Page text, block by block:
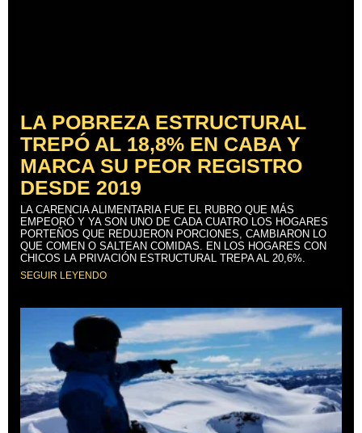
LA POBREZA ESTRUCTURAL
TREPÓ AL 18,8% EN CABA Y
MARCA SU PEOR REGISTRO
DESDE 2019
LA CARENCIA ALIMENTARIA FUE EL RUBRO QUE MÁS
EMPEORÓ Y YA SON UNO DE CADA CUATRO LOS HOGARES
PORTEÑOS QUE REDUJERON PORCIONES, CAMBIARON LO
QUE COMEN O SALTEAN COMIDAS. EN LOS HOGARES CON
CHICOS LA PRIVACIÓN ESTRUCTURAL TREPA AL 20,6%.
SEGUIR LEYENDO